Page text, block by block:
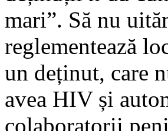
mari”. Să nu
reglementează
un deținut, care
avea HIV și
colaboratorii